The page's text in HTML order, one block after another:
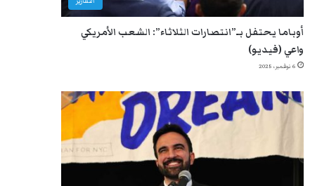
أوباما يحتفل بـ”انتصارات الثلاثاء”: الشعب الأمريكي
واعي (فيديو)
6 نوفمبر، 2025